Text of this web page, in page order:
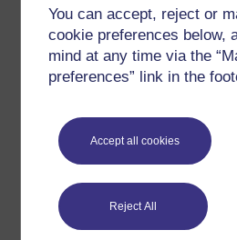
You can accept, reject or
cookie preferences below,
mind at any time via the
preferences” link in the
Accept all cookies
Reject All
attachez-la
à
l’extrémité
des deux
Pour cela,
vous
pouvez
faire
passer les
extrémités